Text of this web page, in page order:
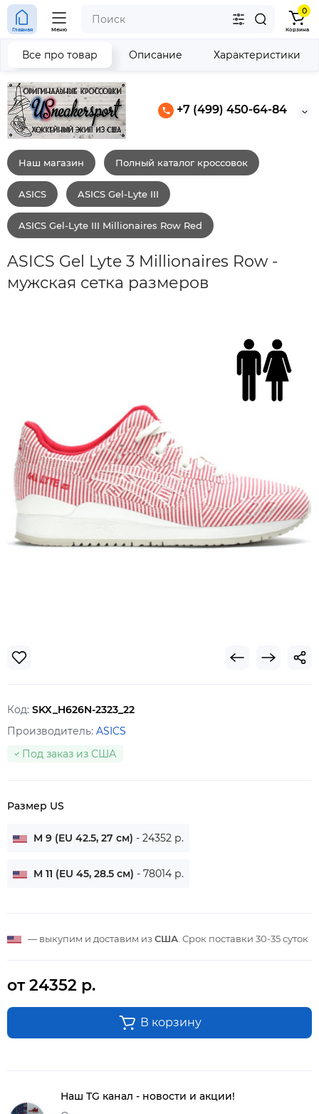
+7 (499) 450-64-84
Главная Меню
0
Корзина
Наш магазин Полный каталог кроссовок
ASICS ASICS Gel-Lyte III
ASICS Gel-Lyte III Millionaires Row Red
ASICS Gel Lyte 3 Millionaires Row -
мужская сетка размеров
Все про товар Описание Характеристики
Код: SKX_H626N-2323_22
Производитель: ASICS
Под заказ из США
Размер US
M 9 (EU 42.5, 27 см) - 24352 р.
M 11 (EU 45, 28.5 см) - 78014 р.
— выкупим и доставим из США . Срок поставки 30-35 суток
от 24352 р.
В корзину
Наш TG канал - новости и акции!